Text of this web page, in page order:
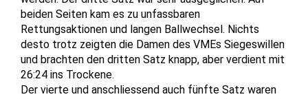
beiden Seiten kam es zu unfassbaren
Rettungsaktionen und langen Ballwechsel. Nichts
desto trotz zeigten die Damen des VMEs Siegeswillen
und brachten den dritten Satz knapp, aber verdient mit
26:24 ins Trockene.
Der vierte und anschliessend auch fünfte Satz waren